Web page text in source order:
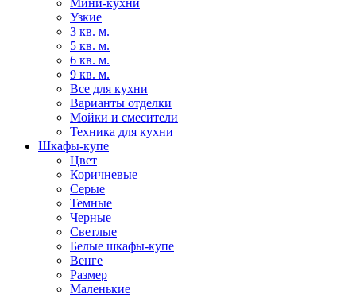
Мини-кухни
Узкие
3 кв. м.
5 кв. м.
6 кв. м.
9 кв. м.
Все для кухни
Варианты отделки
Мойки и смесители
Техника для кухни
Шкафы-купе
Цвет
Коричневые
Серые
Темные
Черные
Светлые
Белые шкафы-купе
Венге
Размер
Маленькие